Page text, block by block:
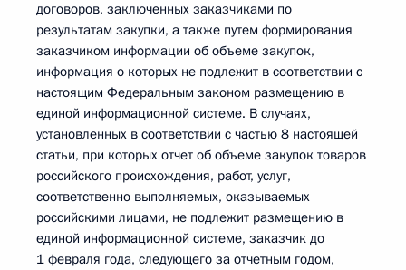
договоров, заключенных заказчиками по
результатам закупки, а также путем формирования
заказчиком информации об объеме закупок,
информация о которых не подлежит в соответствии с
настоящим Федеральным законом размещению в
единой информационной системе. В случаях,
установленных в соответствии с частью 8 настоящей
статьи, при которых отчет об объеме закупок товаров
российского происхождения, работ, услуг,
соответственно выполняемых, оказываемых
российскими лицами, не подлежит размещению в
единой информационной системе, заказчик до
1 февраля года, следующего за отчетным годом,